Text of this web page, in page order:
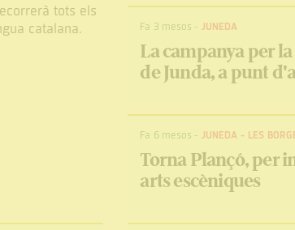
tots els
catalana.
Fa 3 mesos -JUNEDA
La campanya per
de Junda, a punt
Fa 6 mesos -JUNEDA - LES
Torna Plançó, per
arts escèniques